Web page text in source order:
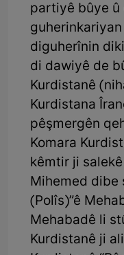
partiyê bûye û
diguherînin
di dawiyê de
Kurdistanê
Kurdistana
pêşmergên
Komara
kêmtir ji
Mihemed dibe
(Polîs)”ê
Mehabadê li
Kurdistanê ji